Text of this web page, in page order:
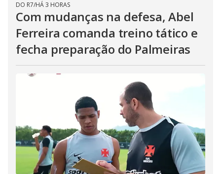
DO R7/HÁ 3 HORAS
Com mudanças na defesa, Abel
Ferreira comanda treino tático e
fecha preparação do Palmeiras